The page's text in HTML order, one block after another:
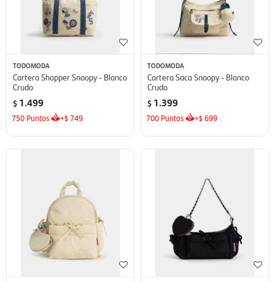
TODOMODA
Cartera Shopper Snoopy - Blanco
Crudo
$ 1.499
750 Puntos +$749
TODOMODA
Cartera Saca Snoopy - Blanco
Crudo
$ 1.399
700 Puntos +$699